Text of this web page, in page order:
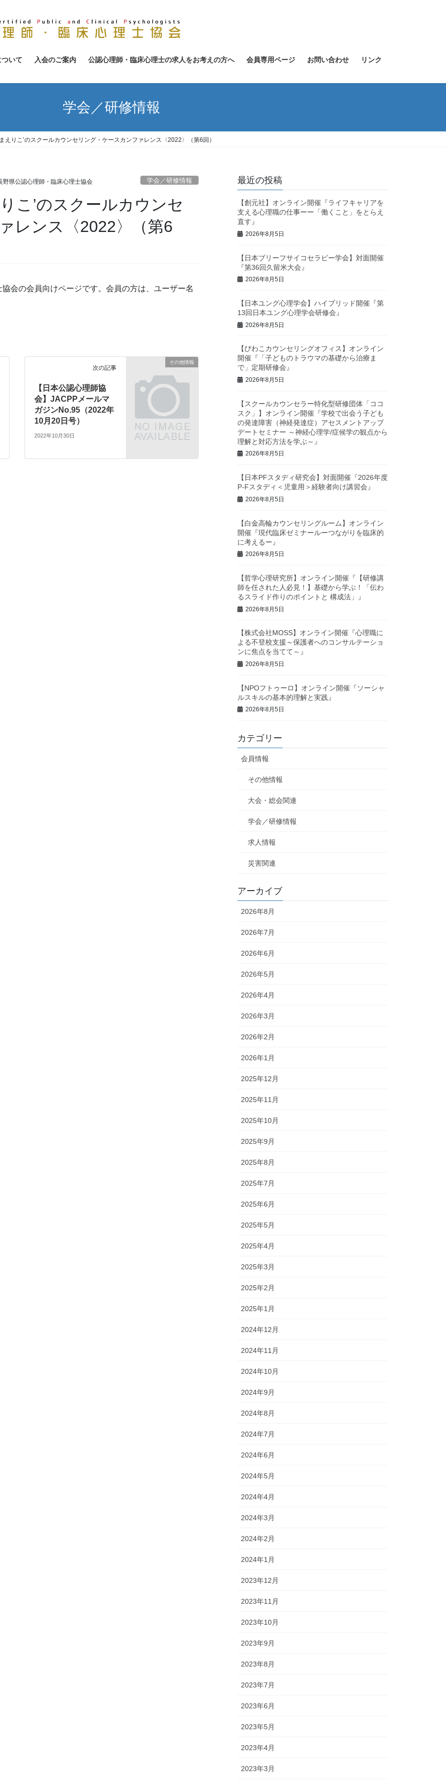
いて 入会のご案内 公認心理師・臨床心理士の求人をお考えの方へ 会員専用ページ お問い合わせ リンク
学会／研修情報
りこ’のスクールカウンセリング・ケースカンファレンス〈2022〉（第6回）
野県公認心理師・臨床心理士協会 学会／研修情報
こ’のスクールカウンセ
レンス〈2022〉（第6
会の会員向けページです。会員の方は、ユーザー名
その他情報
次の記事
【日本公認心理師協
会】JACPPメールマ
ガジンNo.95（2022年
10月20日号）
2022年10月30日
最近の投稿
【創元社】オンライン開催『ライフキャリアを
支える心理職の仕事ーー「働くこと」をとらえ
直す』
2026年8月5日
【日本ブリーフサイコセラピー学会】対面開催
『第36回久留米大会』
2026年8月5日
【日本ユング心理学会】ハイブリッド開催『第
13回日本ユング心理学会研修会』
2026年8月5日
【びわこカウンセリングオフィス】オンライン
開催『「子どものトラウマの基礎から治療ま
で」定期研修会』
2026年8月5日
【スクールカウンセラー特化型研修団体「ココ
スク」】オンライン開催『学校で出会う子ども
の発達障害（神経発達症）アセスメントアップ
デートセミナー ～神経心理学/症候学の観点から
理解と対応方法を学ぶ～』
2026年8月5日
【日本PFスタディ研究会】対面開催『2026年度
P-Fスタディ＜児童用＞経験者向け講習会』
2026年8月5日
【白金高輪カウンセリングルーム】オンライン
開催『現代臨床ゼミナールーつながりを臨床的
に考えるー』
2026年8月5日
【哲学心理研究所】オンライン開催『【研修講
師を任された人必見！】基礎から学ぶ！「伝わ
るスライド作りのポイントと 構成法」』
2026年8月5日
【株式会社MOSS】オンライン開催『心理職に
よる不登校支援～保護者へのコンサルテーショ
ンに焦点を当てて～』
2026年8月5日
【NPOフトゥーロ】オンライン開催『ソーシャ
ルスキルの基本的理解と実践』
2026年8月5日
カテゴリー
会員情報
その他情報
大会・総会関連
学会／研修情報
求人情報
災害関連
アーカイブ
2026年8月
2026年7月
2026年6月
2026年5月
2026年4月
2026年3月
2026年2月
2026年1月
2025年12月
2025年11月
2025年10月
2025年9月
2025年8月
2025年7月
2025年6月
2025年5月
2025年4月
2025年3月
2025年2月
2025年1月
2024年12月
2024年11月
2024年10月
2024年9月
2024年8月
2024年7月
2024年6月
2024年5月
2024年4月
2024年3月
2024年2月
2024年1月
2023年12月
2023年11月
2023年10月
2023年9月
2023年8月
2023年7月
2023年6月
2023年5月
2023年4月
2023年3月